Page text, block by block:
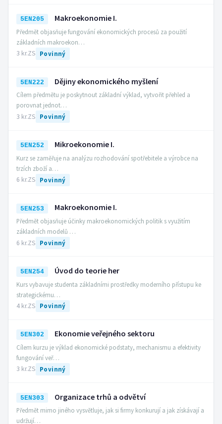
5EN205 Makroekonomie I.
Předmět objasňuje fungování ekonomických procesů za použití
základních makroekon…
3 kr.ZS Povinný
5EN222 Dějiny ekonomického myšlení
Cílem předmětu je poskytnout základní výklad, vytvořit přehled a
porovnat jednot…
3 kr.ZS Povinný
5EN252 Mikroekonomie I.
Kurz se zaměřuje na analýzu rozhodování spotřebitele a výrobce na
trzích zboží a…
6 kr.ZS Povinný
5EN253 Makroekonomie I.
Předmět objasňuje účinky makroekonomických politik s využitím
základních modelů …
6 kr.ZS Povinný
5EN254 Úvod do teorie her
Kurs vybavuje studenta základními prostředky moderního přístupu ke
strategickému…
4 kr.ZS Povinný
5EN302 Ekonomie veřejného sektoru
Cílem kurzu je výklad ekonomické podstaty, mechanismu a efektivity
fungování veř…
3 kr.ZS Povinný
5EN303 Organizace trhů a odvětví
Předmět mimo jiného vysvětluje, jak si firmy konkurují a jak získávají a
udržují…